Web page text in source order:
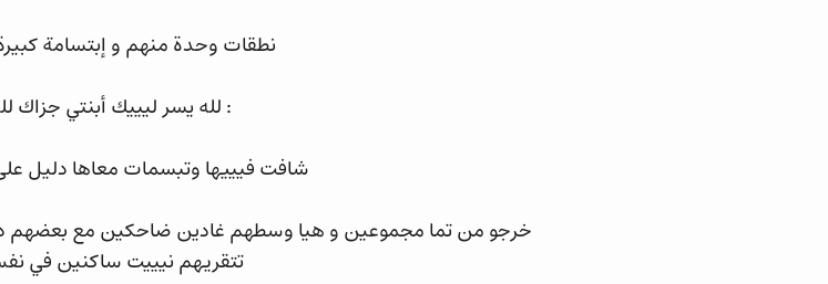
نطقات وحدة منهم و إبتسامة
: لله يسر ليييك أبنتي جزاك
شافت فيييها وتبسمات معاها دليل
خرجو من تما مجموعين و هيا وسطهم غادين ضاحكين مع بعضهم
تتقريهم نيييت ساكنين في